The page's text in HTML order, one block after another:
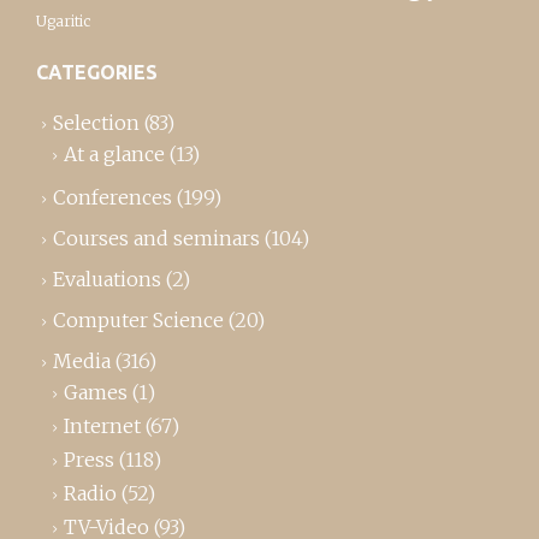
Ugaritic
CATEGORIES
Selection (83)
At a glance (13)
Conferences (199)
Courses and seminars (104)
Evaluations (2)
Computer Science (20)
Media (316)
Games (1)
Internet (67)
Press (118)
Radio (52)
TV-Video (93)